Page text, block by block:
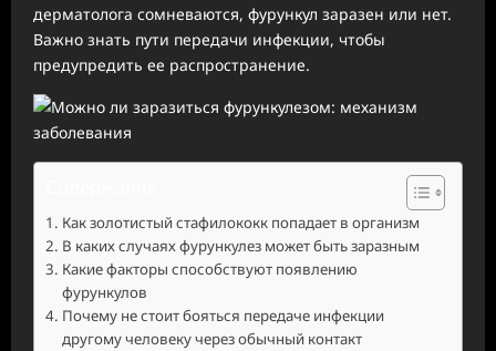
дерматолога сомневаются, фурункул заразен или нет.
Важно знать пути передачи инфекции, чтобы
предупредить ее распространение.
Как золотистый стафилококк попадает в организм
В каких случаях фурункулез может быть заразным
Какие факторы способствуют появлению
фурункулов
Почему не стоит бояться передаче инфекции
другому человеку через обычный контакт